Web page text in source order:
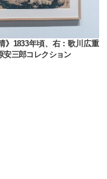
》1833年頃、右：歌川広重
安三郎コレクション